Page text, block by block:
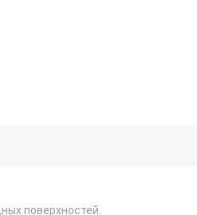
поверхностей.